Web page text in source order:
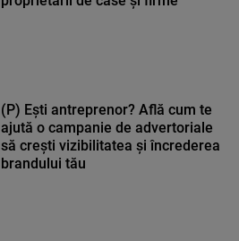
(P) Ești antreprenor? Află cum te
ajută o campanie de advertoriale
să crești vizibilitatea și încrederea
brandului tău